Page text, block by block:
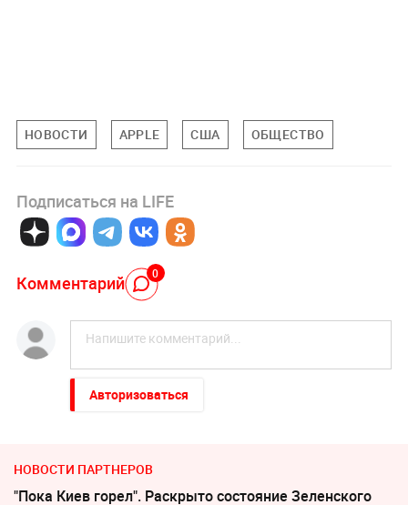
НОВОСТИ APPLE США ОБЩЕСТВО
Подписаться на LIFE
Комментарий 0
Авторизоваться
НОВОСТИ ПАРТНЕРОВ
"Пока Киев горел". Раскрыто состояние Зеленского